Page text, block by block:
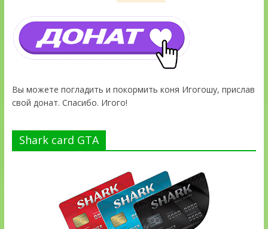
Вы можете погладить и покормить коня Игогошу, прислав
свой донат. Спасибо. Игого!
Shark card GTA